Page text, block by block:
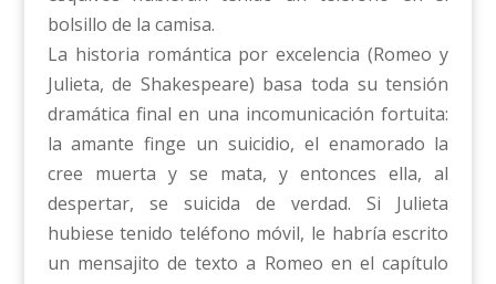
bolsillo de la camisa.
La historia romántica por excelencia (Romeo y
Julieta, de Shakespeare) basa toda su tensión
dramática final en una incomunicación fortuita:
la amante finge un suicidio, el enamorado la
cree muerta y se mata, y entonces ella, al
despertar, se suicida de verdad. Si Julieta
hubiese tenido teléfono móvil, le habría escrito
un mensajito de texto a Romeo en el capítulo